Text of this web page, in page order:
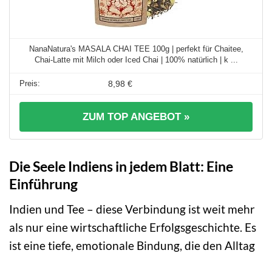
NanaNatura's MASALA CHAI TEE 100g | perfekt für Chaitee,
Chai-Latte mit Milch oder Iced Chai | 100% natürlich | k ...
8,98 €
ZUM TOP ANGEBOT »
Die Seele Indiens in jedem Blatt: Eine
Einführung
Indien und Tee – diese Verbindung ist weit mehr
als nur eine wirtschaftliche Erfolgsgeschichte. Es
ist eine tiefe, emotionale Bindung, die den Alltag